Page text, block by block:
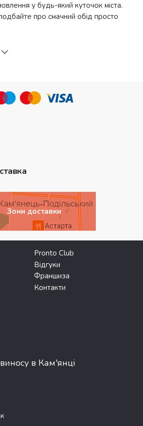
у будь-який куточок міста.
про смачний обід просто
Зони доставки
Pronto Club
Відгуки
Франшиза
Контакти
в Кам'янці